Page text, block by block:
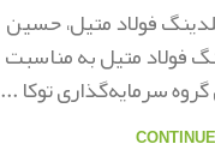
فولاد متیل، حسین
فولاد متیل به مناسبت
سرمایه‌گذاری توکا ...